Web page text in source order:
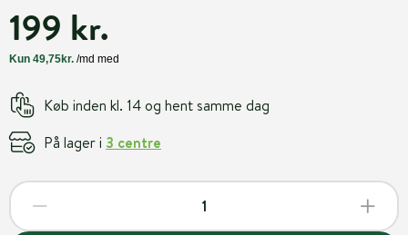
199 kr.
Køb inden kl. 14 og hent samme dag
På lager i 3 centre